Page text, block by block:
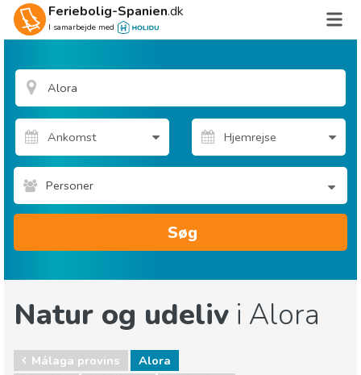
Feriebolig-Spanien.dk
I samarbejde med
Personer
Søg
Natur og udeliv i Alora
Málaga provins
Alora